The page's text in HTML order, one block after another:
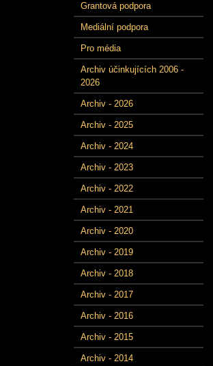
Grantová podpora
Mediální podpora
Pro média
Archiv účinkujících 2006 -
2026
Archiv - 2026
Archiv - 2025
Archiv - 2024
Archiv - 2023
Archiv - 2022
Archiv - 2021
Archiv - 2020
Archiv - 2019
Archiv - 2018
Archiv - 2017
Archiv - 2016
Archiv - 2015
Archiv - 2014